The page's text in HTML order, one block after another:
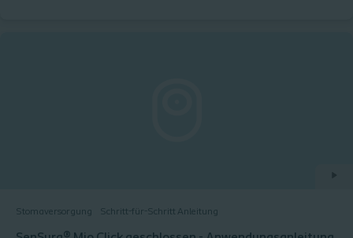
Stomaversorgung Schritt-für-Schritt Anleitung